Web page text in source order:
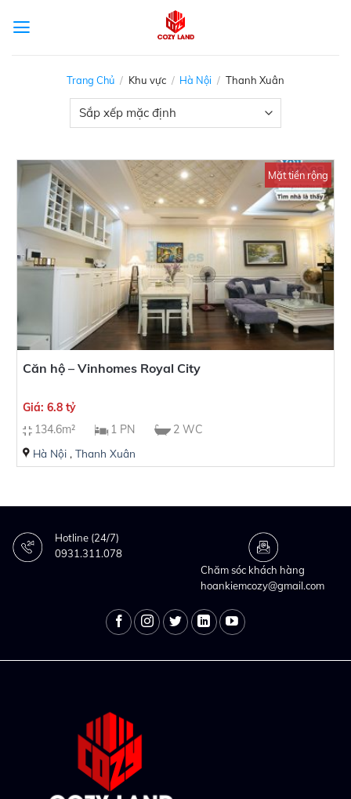
Trang Chủ / Khu vực / Hà Nội / Thanh Xuân
Mặt tiền rộng
Căn hộ – Vinhomes Royal City
Giá: 6.8 tỷ
134.6m²
1 PN 2 WC
Hà Nội, Thanh Xuân
Hotline (24/7)
0931.311.078
Chăm sóc khách hàng
hoankiemcozy@gmail.com